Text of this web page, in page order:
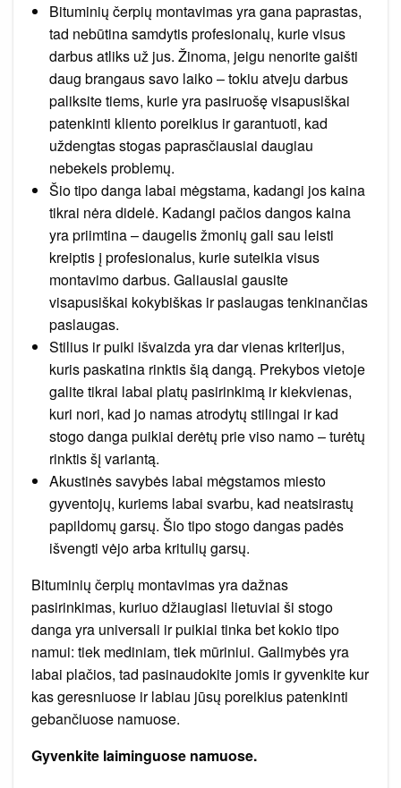
Bituminių čerpių montavimas yra gana paprastas,
tad nebūtina samdytis profesionalų, kurie visus
darbus atliks už jus. Žinoma, jeigu nenorite gaišti
daug brangaus savo laiko – tokiu atveju darbus
paliksite tiems, kurie yra pasiruošę visapusiškai
patenkinti kliento poreikius ir garantuoti, kad
uždengtas stogas paprasčiausiai daugiau
nebekels problemų.
Šio tipo danga labai mėgstama, kadangi jos kaina
tikrai nėra didelė. Kadangi pačios dangos kaina
yra priimtina – daugelis žmonių gali sau leisti
kreiptis į profesionalus, kurie suteikia visus
montavimo darbus. Galiausiai gausite
visapusiškai kokybiškas ir paslaugas tenkinančias
paslaugas.
Stilius ir puiki išvaizda yra dar vienas kriterijus,
kuris paskatina rinktis šią dangą. Prekybos vietoje
galite tikrai labai platų pasirinkimą ir kiekvienas,
kuri nori, kad jo namas atrodytų stilingai ir kad
stogo danga puikiai derėtų prie viso namo – turėtų
rinktis šį variantą.
Akustinės savybės labai mėgstamos miesto
gyventojų, kuriems labai svarbu, kad neatsirastų
papildomų garsų. Šio tipo stogo dangas padės
išvengti vėjo arba kritulių garsų.
Bituminių čerpių montavimas yra dažnas
pasirinkimas, kuriuo džiaugiasi lietuviai ši stogo
danga yra universali ir puikiai tinka bet kokio tipo
namui: tiek mediniam, tiek mūriniui. Galimybės yra
labai plačios, tad pasinaudokite jomis ir gyvenkite kur
kas geresniuose ir labiau jūsų poreikius patenkinti
gebančiuose namuose.
Gyvenkite laiminguose namuose.